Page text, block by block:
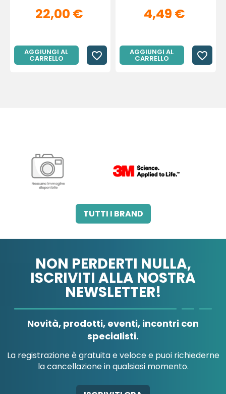
22,00 €
AGGIUNGI AL
CARRELLO favorite_border
4,49 €
AGGIUNGI AL
CARRELLO favorite_border
3M ITALIA SRL A.B.PHARM SRL
A.MENARINI
A.MENARINI
AB-GLOBAL SRL
ABBATE A&V PHARMA
TUTTI I BRAND
NON PERDERTI NULLA,
ISCRIVITI ALLA NOSTRA
NEWSLETTER!
Novità, prodotti, eventi, incontri con
specialisti.
La registrazione è gratuita e veloce e puoi richiederne
la cancellazione in qualsiasi momento.